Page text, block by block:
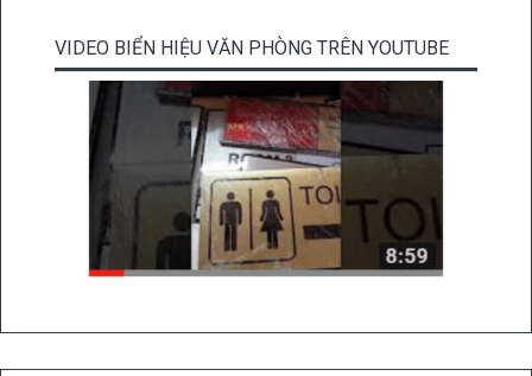
VIDEO BIỂN HIỆU VĂN PHÒNG TRÊN YOUTUBE